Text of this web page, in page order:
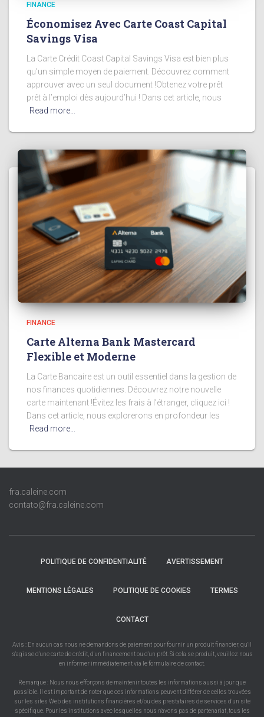
FINANCE
Économisez Avec Carte Coast Capital
Savings Visa
La Carte Crédit Coast Capital Savings Visa est bien plus
qu’un simple moyen de paiement. Découvrez comment
approuver avec un seul document !Obtenez votre prêt
prêt à l’emploi dès aujourd’hui ! Dans cet article, nous
Read more…
FINANCE
Carte Alterna Bank Mastercard
Flexible et Moderne
La Carte Bancaire est un outil essentiel dans la gestion de
nos finances quotidiennes. Découvrez notre nouvelle
carte maintenant !Évitez les frais à l’étranger, cliquez ici !
Dans cet article, nous explorerons en profondeur les
Read more…
fra.caleine.com
contato@fra.caleine.com
POLITIQUE DE CONFIDENTIALITÉ AVERTISSEMENT
MENTIONS LÉGALES POLITIQUE DE COOKIES TERMES
CONTACT
Avis : En aucun cas nous ne demandons de paiement pour fournir un produit financier, qu'il
s'agisse d'une carte de crédit, d'un financement ou d'un prêt. Si cela se produit, veuillez nous
en informer immédiatement via le formulaire de contact.
Remarque : Nous nous efforçons de maintenir toutes les informations aussi à jour que
possible. Il est important de noter que ces informations peuvent différer de celles trouvées
sur les sites Web des institutions financières et/ou des prestataires de services d'un site
spécifique. Pour les institutions avec lesquelles nous n'avons pas de partenariat, tous les